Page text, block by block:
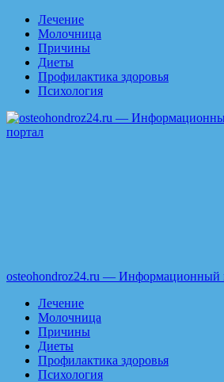
Перейти
содержимому
Лечение
Молочница
Причины
Диеты
Профилактика здоровья
Психология
osteohondroz24.ru — Информационный
Лечение
Молочница
Причины
Диеты
Профилактика здоровья
Психология